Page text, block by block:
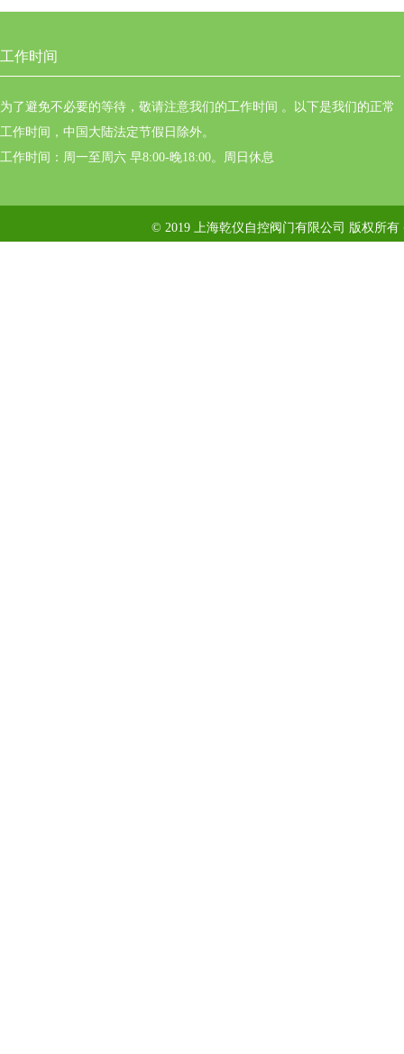
工作时间
为了避免不必要的等待，敬请注意我们的工作时间 。以下是我们的正常
工作时间，中国大陆法定节假日除外。
工作时间：周一至周六 早8:00-晚18:00。周日休息
© 2019 上海乾仪自控阀门有限公司 版权所有